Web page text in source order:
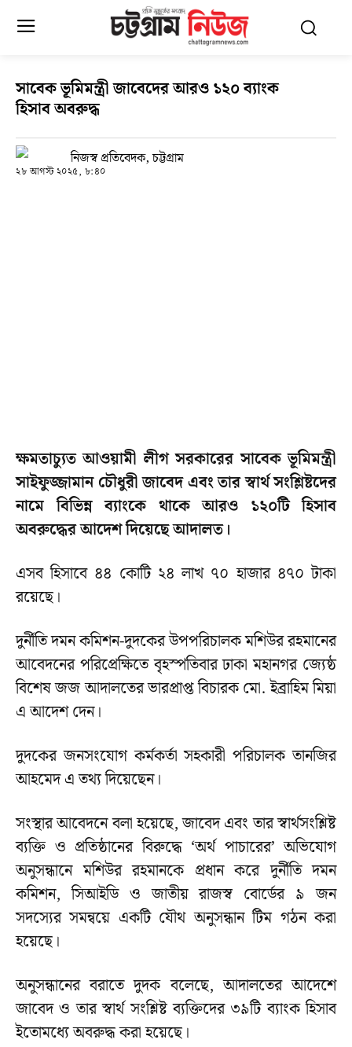
সাবেক ভূমিমন্ত্রী জাবেদের আরও ১২০ ব্যাংক
হিসাব অবরুদ্ধ
নিজস্ব প্রতিবেদক, চট্টগ্রাম
২৮ আগস্ট ২০২৫, ৮:৪০
ক্ষমতাচ্যুত আওয়ামী লীগ সরকারের সাবেক ভূমিমন্ত্রী
সাইফুজ্জামান চৌধুরী জাবেদ এবং তার স্বার্থ সংশ্লিষ্টদের
নামে বিভিন্ন ব্যাংকে থাকে আরও ১২০টি হিসাব
অবরুদ্ধের আদেশ দিয়েছে আদালত।
এসব হিসাবে ৪৪ কোটি ২৪ লাখ ৭০ হাজার ৪৭০ টাকা
রয়েছে।
দুর্নীতি দমন কমিশন-দুদকের উপপরিচালক মশিউর রহমানের
আবেদনের পরিপ্রেক্ষিতে বৃহস্পতিবার ঢাকা মহানগর জ্যেষ্ঠ
বিশেষ জজ আদালতের ভারপ্রাপ্ত বিচারক মো. ইব্রাহিম মিয়া
এ আদেশ দেন।
দুদকের জনসংযোগ কর্মকর্তা সহকারী পরিচালক তানজির
আহমেদ এ তথ্য দিয়েছেন।
সংস্থার আবেদনে বলা হয়েছে, জাবেদ এবং তার স্বার্থসংশ্লিষ্ট
ব্যক্তি ও প্রতিষ্ঠানের বিরুদ্ধে ‘অর্থ পাচারের’ অভিযোগ
অনুসন্ধানে মশিউর রহমানকে প্রধান করে দুর্নীতি দমন
কমিশন, সিআইডি ও জাতীয় রাজস্ব বোর্ডের ৯ জন
সদস্যের সমন্বয়ে একটি যৌথ অনুসন্ধান টিম গঠন করা
হয়েছে।
অনুসন্ধানের বরাতে দুদক বলেছে, আদালতের আদেশে
জাবেদ ও তার স্বার্থ সংশ্লিষ্ট ব্যক্তিদের ৩৯টি ব্যাংক হিসাব
ইতোমধ্যে অবরুদ্ধ করা হয়েছে।